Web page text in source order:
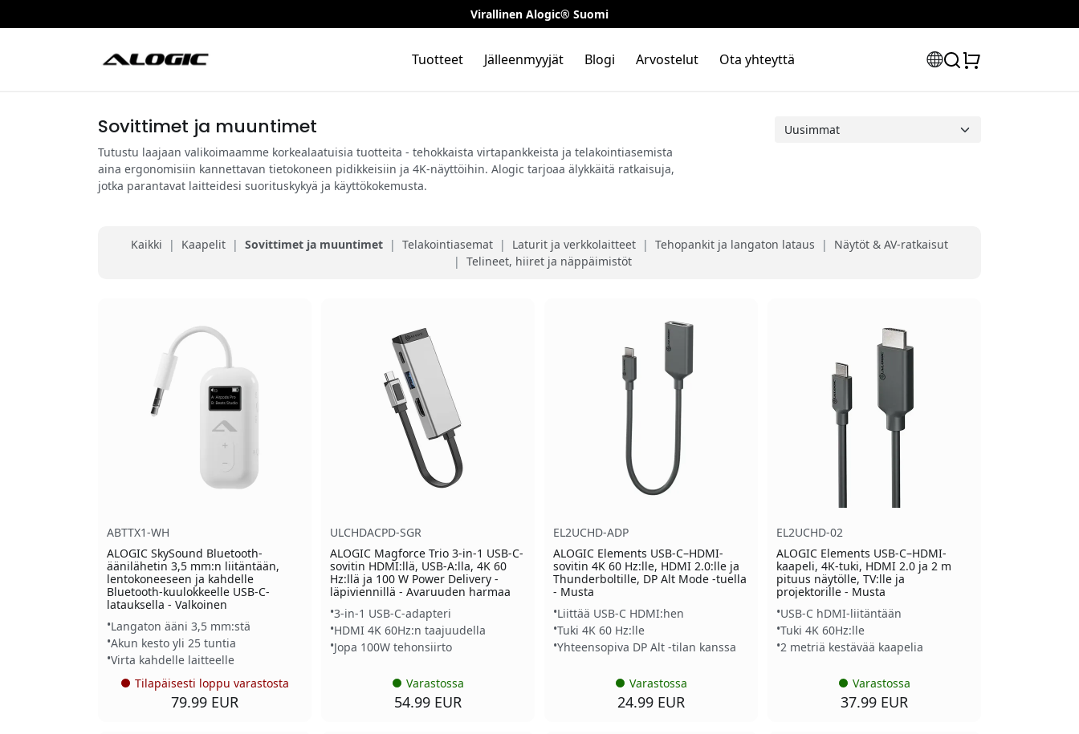
Virallinen Alogic® Suomi
Tuotteet Jälleenmyyjät Blogi Arvostelut Ota yhteyttä
Sovittimet ja muuntimet
Tutustu laajaan valikoimaamme korkealaatuisia tuotteita - tehokkaista virtapankkeista ja telakointiasemista
aina ergonomisiin kannettavan tietokoneen pidikkeisiin ja 4K-näyttöihin. Alogic tarjoaa älykkäitä ratkaisuja,
jotka parantavat laitteidesi suorituskykyä ja käyttökokemusta.
Kaikki | Kaapelit | Sovittimet ja muuntimet | Telakointiasemat | Laturit ja verkkolaitteet | Tehopankit ja langaton lataus |
Näytöt & AV-ratkaisut
| Telineet, hiiret ja näppäimistöt
ABTTX1-WH
ALOGIC SkySound Bluetooth-
äänilähetin 3,5 mm:n liitäntään,
lentokoneeseen ja kahdelle
Bluetooth-kuulokkeelle USB-C-
latauksella - Valkoinen
Langaton ääni 3,5 mm:stä
Akun kesto yli 25 tuntia
Virta kahdelle laitteelle
Tilapäisesti loppu varastosta
79.99 EUR
ULCHDACPD-SGR
ALOGIC Magforce Trio 3-in-1 USB-C-
sovitin HDMI:llä, USB-A:lla, 4K 60
Hz:llä ja 100 W Power Delivery -
läpiviennillä - Avaruuden harmaa
3-in-1 USB-C-adapteri
HDMI 4K 60Hz:n taajuudella
Jopa 100W tehonsiirto
Varastossa
54.99 EUR
EL2UCHD-ADP
ALOGIC Elements USB-C–HDMI-
sovitin 4K 60 Hz:lle, HDMI 2.0:lle ja
Thunderboltille, DP Alt Mode -tuella
- Musta
Liittää USB-C HDMI:hen
Tuki 4K 60 Hz:lle
Yhteensopiva DP Alt -tilan kanssa
Varastossa
24.99 EUR
EL2UCHD-02
ALOGIC Elements USB-C–HDMI-
kaapeli, 4K-tuki, HDMI 2.0 ja 2 m
pituus näytölle, TV:lle ja
projektorille - Musta
USB-C hDMI-liitäntään
Tuki 4K 60Hz:lle
2 metriä kestävää kaapelia
Varastossa
37.99 EUR